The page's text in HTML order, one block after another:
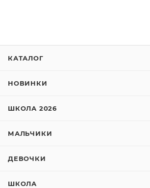
КАТАЛОГ
НОВИНКИ
ШКОЛА 2026
МАЛЬЧИКИ
ДЕВОЧКИ
ШКОЛА